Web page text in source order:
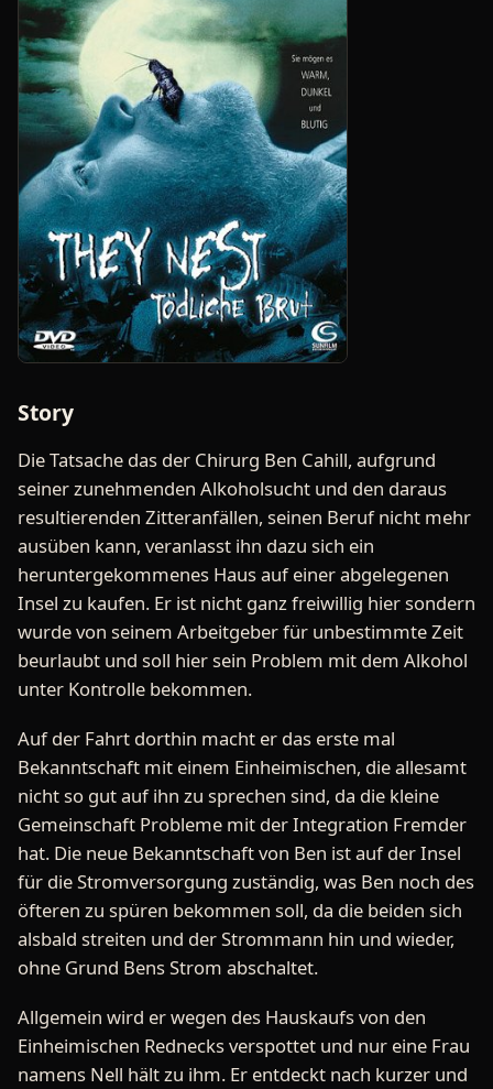
Story
Die Tatsache das der Chirurg Ben Cahill, aufgrund
seiner zunehmenden Alkoholsucht und den daraus
resultierenden Zitteranfällen, seinen Beruf nicht mehr
ausüben kann, veranlasst ihn dazu sich ein
heruntergekommenes Haus auf einer abgelegenen
Insel zu kaufen. Er ist nicht ganz freiwillig hier sondern
wurde von seinem Arbeitgeber für unbestimmte Zeit
beurlaubt und soll hier sein Problem mit dem Alkohol
unter Kontrolle bekommen.
Auf der Fahrt dorthin macht er das erste mal
Bekanntschaft mit einem Einheimischen, die allesamt
nicht so gut auf ihn zu sprechen sind, da die kleine
Gemeinschaft Probleme mit der Integration Fremder
hat. Die neue Bekanntschaft von Ben ist auf der Insel
für die Stromversorgung zuständig, was Ben noch des
öfteren zu spüren bekommen soll, da die beiden sich
alsbald streiten und der Strommann hin und wieder,
ohne Grund Bens Strom abschaltet.
Allgemein wird er wegen des Hauskaufs von den
Einheimischen Rednecks verspottet und nur eine Frau
namens Nell hält zu ihm. Er entdeckt nach kurzer und